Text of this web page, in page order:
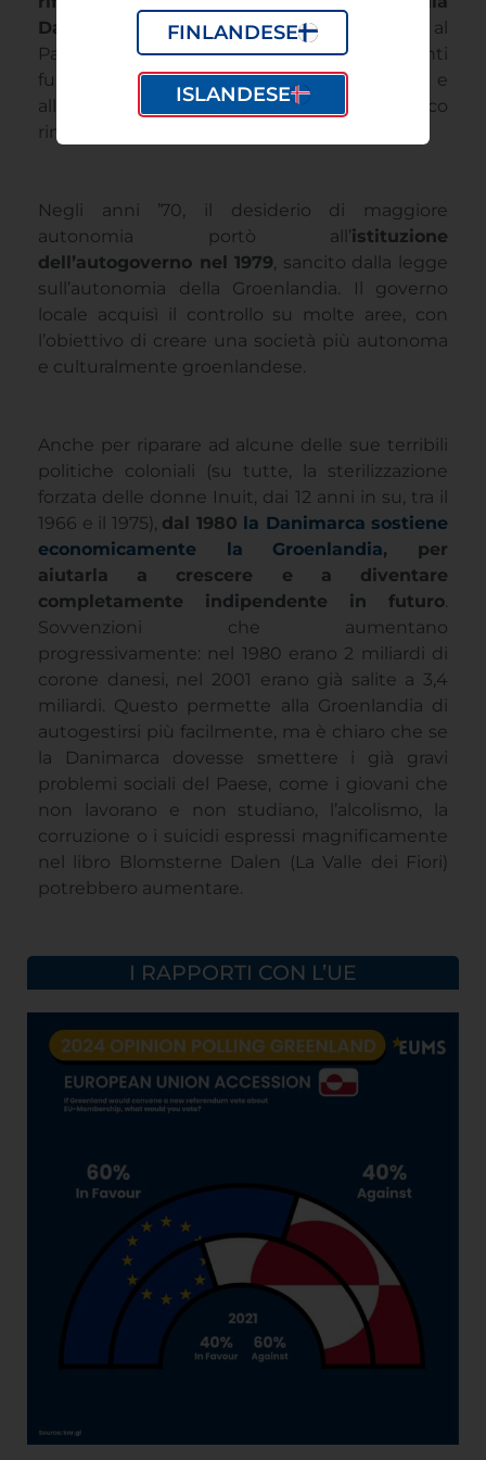
Danimarca
, con due rappresentanti al
Parlamento danese. Grandi investimenti
furono destinati all’istruzione, alla sanità e
all’infrastruttura, ma lo sviluppo economico
rimase lento.
Negli anni ’70, il desiderio di maggiore
autonomia portò all’istituzione
dell’autogoverno nel 1979, sancito dalla legge
sull’autonomia della Groenlandia. Il governo
locale acquisì il controllo su molte aree, con
l’obiettivo di creare una società più autonoma
e culturalmente groenlandese.
Anche per riparare ad alcune delle sue terribili
politiche coloniali (su tutte, la sterilizzazione
forzata delle donne Inuit, dai 12 anni in su, tra il
1966 e il 1975), dal 1980 la Danimarca sostiene
economicamente la Groenlandia, per
aiutarla a crescere e a diventare
completamente indipendente in futuro.
Sovvenzioni che aumentano
progressivamente: nel 1980 erano 2 miliardi di
corone danesi, nel 2001 erano già salite a 3,4
miliardi. Questo permette alla Groenlandia di
autogestirsi più facilmente, ma è chiaro che se
la Danimarca dovesse smettere i già gravi
problemi sociali del Paese, come i giovani che
non lavorano e non studiano, l’alcolismo, la
corruzione o i suicidi espressi magnificamente
nel libro Blomsterne Dalen (La Valle dei Fiori)
potrebbero aumentare.
I RAPPORTI CON L’UE
FINLANDESE
ISLANDESE